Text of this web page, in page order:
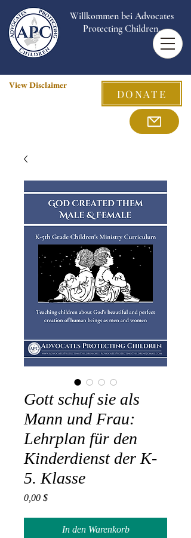
Willkommen bei Advocates
Protecting Children.
View Disclaimer
DONATE
Gott schuf sie als
Mann und Frau:
Lehrplan für den
Kinderdienst der K-
5. Klasse
0,00 $Preis
In den Warenkorb